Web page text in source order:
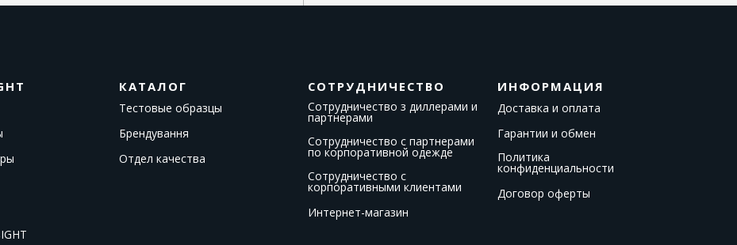
КАТАЛОГ
Тестовые образцы
Брендування
Отдел качества
СОТРУДНИЧЕСТВО
Сотрудничество з диллерами и
партнерами
Сотрудничество с партнерами
по корпоративной одежде
Сотрудничество с
корпоративными клиентами
Интернет-магазин
ИНФОРМАЦИЯ
Доставка и оплата
Гарантии и обмен
Политика
конфиденциальности
Договор оферты